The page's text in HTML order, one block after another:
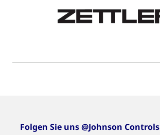
Folgen Sie uns @Johnson Controls